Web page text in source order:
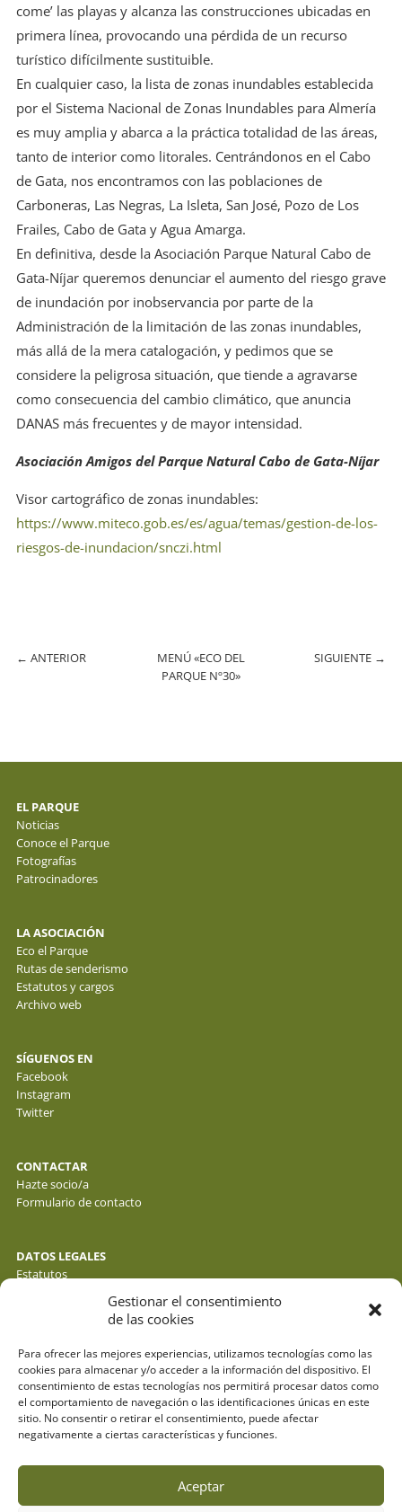
Gestionar el consentimiento
de las cookies
Para ofrecer las mejores experiencias, utilizamos tecnologías como las
cookies para almacenar y/o acceder a la información del dispositivo. El
consentimiento de estas tecnologías nos permitirá procesar datos como
el comportamiento de navegación o las identificaciones únicas en este
sitio. No consentir o retirar el consentimiento, puede afectar
negativamente a ciertas características y funciones.
Aceptar
come’ las playas y alcanza las construcciones ubicadas en
primera línea, provocando una pérdida de un recurso
turístico difícilmente sustituible.
En cualquier caso, la lista de zonas inundables establecida
por el Sistema Nacional de Zonas Inundables para Almería
es muy amplia y abarca a la práctica totalidad de las áreas,
tanto de interior como litorales. Centrándonos en el Cabo
de Gata, nos encontramos con las poblaciones de
Carboneras, Las Negras, La Isleta, San José, Pozo de Los
Frailes, Cabo de Gata y Agua Amarga.
En definitiva, desde la Asociación Parque Natural Cabo de
Gata-Níjar queremos denunciar el aumento del riesgo grave
de inundación por inobservancia por parte de la
Administración de la limitación de las zonas inundables,
más allá de la mera catalogación, y pedimos que se
considere la peligrosa situación, que tiende a agravarse
como consecuencia del cambio climático, que anuncia
DANAS más frecuentes y de mayor intensidad.
Asociación Amigos del Parque Natural Cabo de Gata-Níjar
Visor cartográfico de zonas inundables:
https://www.miteco.gob.es/es/agua/temas/gestion-de-los-
riesgos-de-inundacion/snczi.html
← ANTERIOR
MENÚ «ECO DEL
PARQUE Nº30»
SIGUIENTE →
EL PARQUE
Noticias
Conoce el Parque
Fotografías
Patrocinadores
LA ASOCIACIÓN
Eco el Parque
Rutas de senderismo
Estatutos y cargos
Archivo web
SÍGUENOS EN
Facebook
Instagram
Twitter
CONTACTAR
Hazte socio/a
Formulario de contacto
DATOS LEGALES
Estatutos
Política de cookies